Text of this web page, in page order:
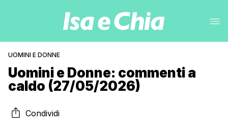
UOMINI E DONNE
Uomini e Donne: commenti a
caldo (27/05/2026)
Condividi